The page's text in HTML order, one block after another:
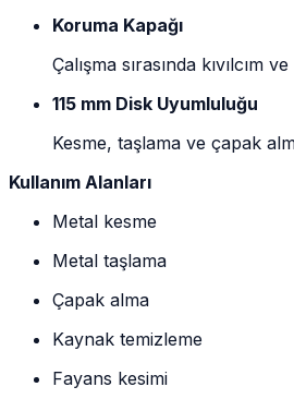
Koruma Kapağı
Çalışma sırasında kıvılcım
115 mm Disk Uyumluluğu
Kesme, taşlama ve çapak
Kullanım Alanları
Metal kesme
Metal taşlama
Çapak alma
Kaynak temizleme
Fayans kesimi